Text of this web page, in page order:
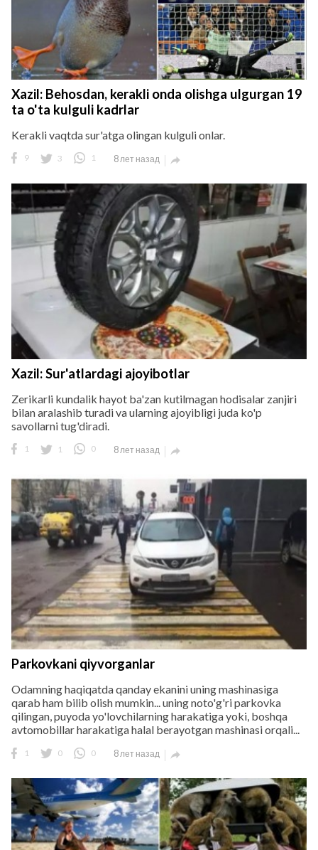
Xazil: Behosdan, kerakli onda olishga ulgurgan 19
ta o'ta kulguli kadrlar
Kerakli vaqtda sur'atga olingan kulguli onlar.
9 3 1 8 лет назад 
Xazil: Sur'atlardagi ajoyibotlar
Zerikarli kundalik hayot ba'zan kutilmagan hodisalar zanjiri
bilan aralashib turadi va ularning ajoyibligi juda ko'p
savollarni tug'diradi.
1 1 0 8 лет назад 
Parkovkani qiyvorganlar
Odamning haqiqatda qanday ekanini uning mashinasiga
qarab ham bilib olish mumkin... uning noto'g'ri parkovka
qilingan, puyoda yo'lovchilarning harakatiga yoki, boshqa
avtomobillar harakatiga halal berayotgan mashinasi orqali...
1 0 0 8 лет назад 